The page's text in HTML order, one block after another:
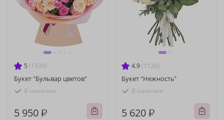
5 (1336)
Букет "Бульвар цветов"
В наличии
5 950 ₽
4.9 (1126)
Букет "Нежность"
В наличии
5 620 ₽